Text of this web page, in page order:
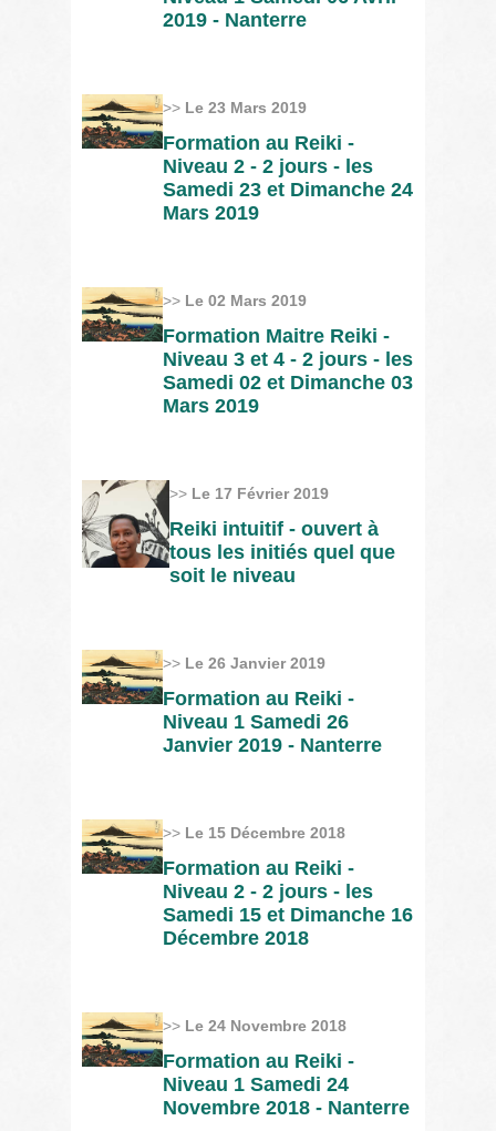
2019 - Nanterre
>> Le 23 Mars 2019
Formation au Reiki -
Niveau 2 - 2 jours - les
Samedi 23 et Dimanche 24
Mars 2019
>> Le 02 Mars 2019
Formation Maitre Reiki -
Niveau 3 et 4 - 2 jours - les
Samedi 02 et Dimanche 03
Mars 2019
>> Le 17 Février 2019
Reiki intuitif - ouvert à
tous les initiés quel que
soit le niveau
>> Le 26 Janvier 2019
Formation au Reiki -
Niveau 1 Samedi 26
Janvier 2019 - Nanterre
>> Le 15 Décembre 2018
Formation au Reiki -
Niveau 2 - 2 jours - les
Samedi 15 et Dimanche 16
Décembre 2018
>> Le 24 Novembre 2018
Formation au Reiki -
Niveau 1 Samedi 24
Novembre 2018 - Nanterre